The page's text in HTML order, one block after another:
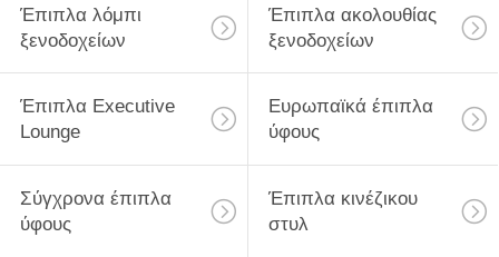
Έπιπλα λόμπι
ξενοδοχείων
Έπιπλα ακολουθίας
ξενοδοχείων
Έπιπλα Executive
Lounge
Ευρωπαϊκά έπιπλα
ύφους
Σύγχρονα έπιπλα
ύφους
Έπιπλα κινέζικου
στυλ